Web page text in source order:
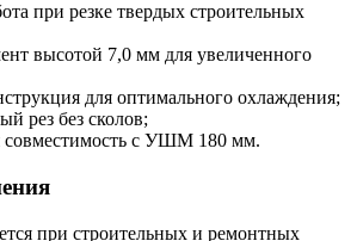
при резке твердых строительных
высотой 7,0 мм для увеличенного
для оптимального охлаждения;
рез без сколов;
совместимость с УШМ 180 мм.
при строительных и ремонтных